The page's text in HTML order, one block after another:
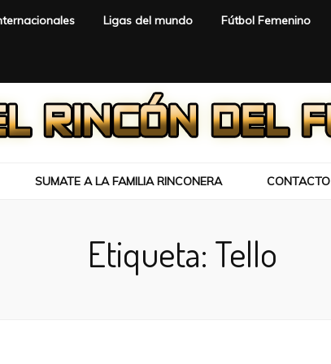
Ligas del mundo Fútbol Femenino
SUMATE A LA FAMILIA RINCONERA CONTACTO
Etiqueta: Tello